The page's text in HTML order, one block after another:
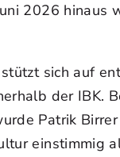
2026 hinaus
sich auf
der IBK.
Patrik
einstimmig